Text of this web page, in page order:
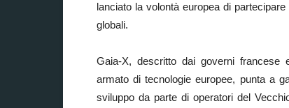
lanciato la volontà europea di
globali.
Gaia-X, descritto dai governi francese
armato di tecnologie europee, punta a
sviluppo da parte di operatori del